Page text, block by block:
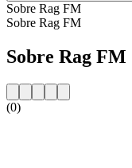
Sobre Rag FM
Sobre Rag FM
Sobre Rag FM
(0)